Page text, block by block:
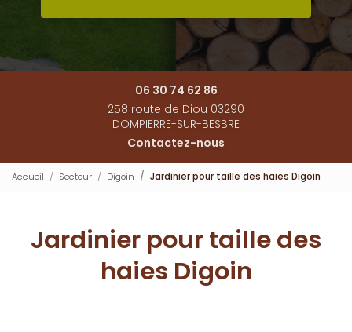
06 30 74 62 86
258 route de Diou 03290
DOMPIERRE-SUR-BESBRE
Contactez-nous
Accueil Secteur Digoin Jardinier pour taille des haies Digoin
Jardinier pour taille des
haies Digoin